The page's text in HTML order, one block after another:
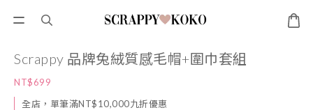
Scrappy 品牌兔絨質感毛帽+圍巾套組
NT$699
全店，單筆滿NT$10,000九折優惠